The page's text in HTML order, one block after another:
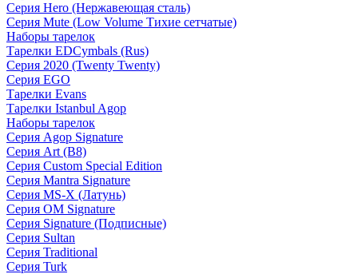
Серия Hero (Нержавеющая сталь)
Серия Mute (Low Volume Тихие сетчатые)
Наборы тарелок
Тарелки EDCymbals (Rus)
Серия 2020 (Twenty Twenty)
Серия EGO
Тарелки Evans
Тарелки Istanbul Agop
Наборы тарелок
Серия Agop Signature
Серия Art (B8)
Серия Custom Special Edition
Серия Mantra Signature
Серия MS-X (Латунь)
Серия OM Signature
Серия Signature (Подписные)
Серия Sultan
Серия Traditional
Серия Turk